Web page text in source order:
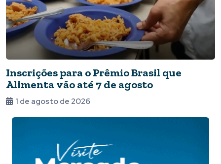
Inscrições para o Prêmio Brasil que
Alimenta vão até 7 de agosto
1 de agosto de 2026